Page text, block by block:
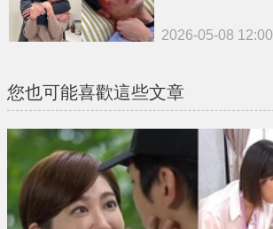
2026-05-08 12:00
您也可能喜歡這些文章